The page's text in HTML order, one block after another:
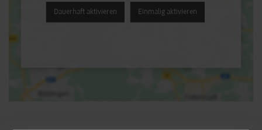
Dauerhaft aktivieren Einmalig aktivieren